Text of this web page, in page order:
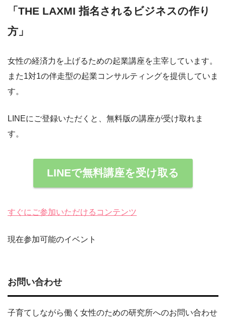
「THE LAXMI 指名されるビジネスの作り
方」
女性の経済力を上げるための起業講座を主宰しています。
また1対1の伴走型の起業コンサルティングを提供していま
す。
LINEにご登録いただくと、無料版の講座が受け取れま
す。
LINEで無料講座を受け取る
すぐにご参加いただけるコンテンツ
現在参加可能のイベント
お問い合わせ
子育てしながら働く女性のための研究所へのお問い合わせ